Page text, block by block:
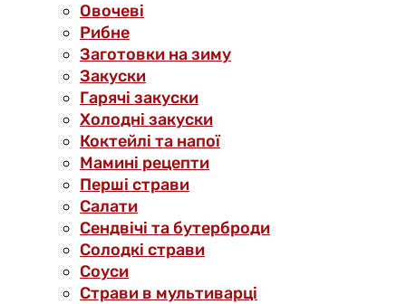
Овочеві
Рибне
Заготовки на зиму
Закуски
Гарячі закуски
Холодні закуски
Коктейлі та напої
Мамині рецепти
Перші страви
Салати
Сендвічі та бутерброди
Солодкі страви
Соуси
Страви в мультиварці